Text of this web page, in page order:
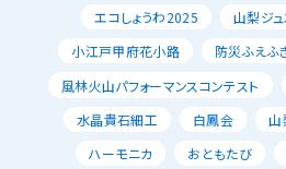
エコしょうわ2025
山梨ジ
小江戸甲府花小路
防災ふえふ
風林火山パフォーマンスコンテスト
水晶貴石細工
白鳳会
山
ハーモニカ
おともたび